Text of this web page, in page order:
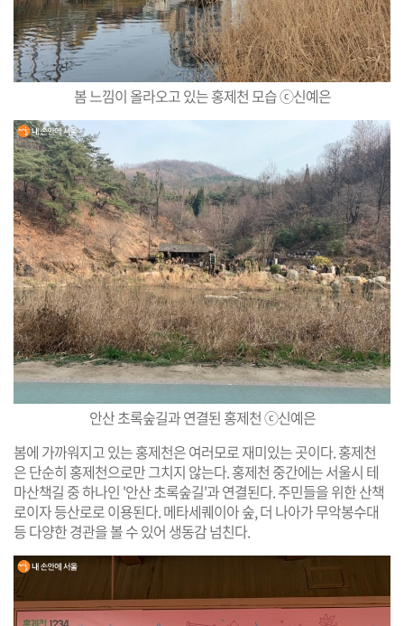
봄 느낌이 올라오고 있는 홍제천 모습 ⓒ신예은
안산 초록숲길과 연결된 홍제천 ⓒ신예은
봄에 가까워지고 있는 홍제천은 여러모로 재미있는 곳이다. 홍제천
은 단순히 홍제천으로만 그치지 않는다. 홍제천 중간에는 서울시 테
마산책길 중 하나인 '안산 초록숲길'과 연결된다. 주민들을 위한 산책
로이자 등산로로 이용된다. 메타세퀘이아 숲, 더 나아가 무악봉수대
등 다양한 경관을 볼 수 있어 생동감 넘친다.